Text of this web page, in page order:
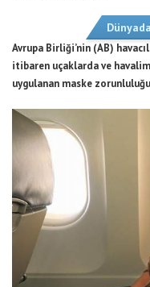
Avrupa Birliği’nin (AB)
itibaren uçaklarda ve
uygulanan maske